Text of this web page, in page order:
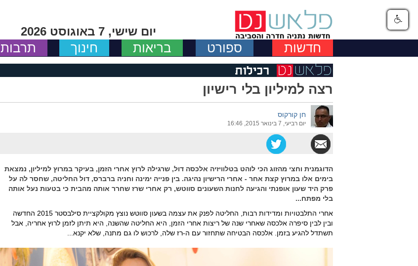
יום שישי, 7 באוגוסט 2026
חדשות ספורט בריאות חינוך תרבות
רצה למיליון בלי רישיון
חן קורקוס
יום רביעי, 7 בינואר 2015, 16:46
הדוגמנית וחצי מהזוג הכי לוהט בטלוויזיה אלכסה דול, שרגילה לרוץ אחרי הזמן, בעיקר במרוץ למיליון, נמצאת
בימים אלו במרוץ קצת אחר - אחרי הרישיון נהיגה. בין פנייה ימינה וחניה ברברס, דול החליטה, שחסר לה על
פרק היד שעון אופנתי והגיעה לחנות השעונים סווטש, רק אחרי שרז שחרר אותה מהבית כי בטעות נעל אותה
בלי מפתח...
אחרי התלבטויות ומדידות רבות, החליטה לפנק את עצמה בשעון סווטש נוצץ מקולקציית סילבסטר 2015 החדשה
ובין לבין סיפרה אלכסה שאחרי שנה של ריצות אחרי הזמן, היא החליטה שהשנה, היא תיתן לזמן לרוץ אחריה, אבל
תשתדל להגיע בזמן. אלכסה הבטיחה שתחזור עם ה-רז שלה, לרכוש לו גם מתנה, שלא יקנא...